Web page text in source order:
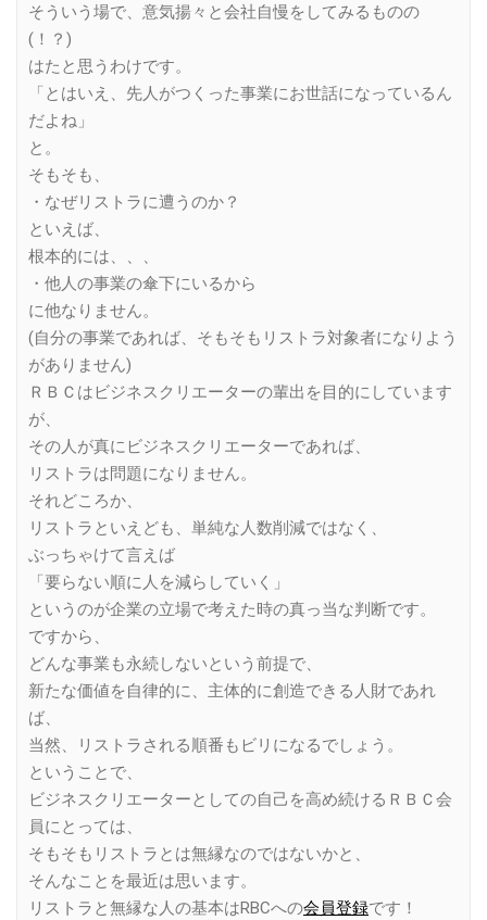
そういう場で、意気揚々と会社自慢をしてみるものの
(！？)
はたと思うわけです。
「とはいえ、先人がつくった事業にお世話になっているん
だよね」
と。
そもそも、
・なぜリストラに遭うのか？
といえば、
根本的には、、、
・他人の事業の傘下にいるから
に他なりません。
(自分の事業であれば、そもそもリストラ対象者になりよう
がありません)
ＲＢＣはビジネスクリエーターの輩出を目的にしています
が、
その人が真にビジネスクリエーターであれば、
リストラは問題になりません。
それどころか、
リストラといえども、単純な人数削減ではなく、
ぶっちゃけて言えば
「要らない順に人を減らしていく」
というのが企業の立場で考えた時の真っ当な判断です。
ですから、
どんな事業も永続しないという前提で、
新たな価値を自律的に、主体的に創造できる人財であれ
ば、
当然、リストラされる順番もビリになるでしょう。
ということで、
ビジネスクリエーターとしての自己を高め続けるＲＢＣ会
員にとっては、
そもそもリストラとは無縁なのではないかと、
そんなことを最近は思います。
リストラと無縁な人の基本はRBCへの会員登録です！